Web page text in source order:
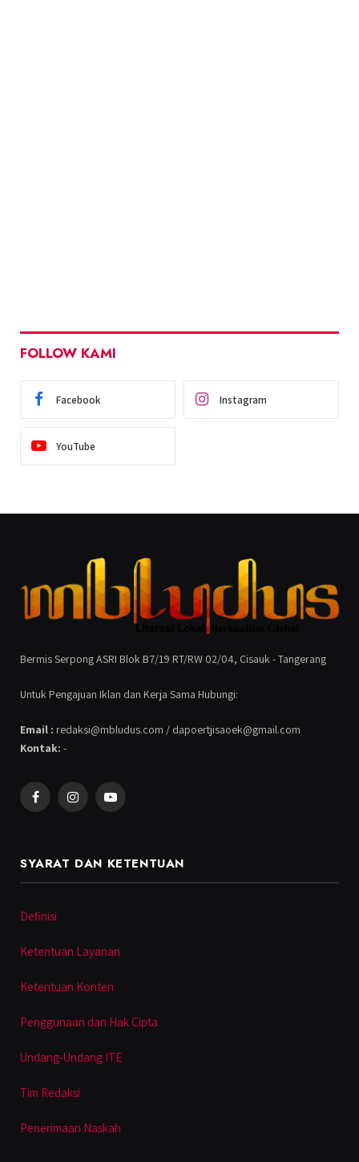
FOLLOW KAMI
Facebook Instagram
YouTube
Bermis Serpong ASRI Blok B7/19 RT/RW 02/04, Cisauk - Tangerang
Untuk Pengajuan Iklan dan Kerja Sama Hubungi:
Email : redaksi@mbludus.com / dapoertjisaoek@gmail.com
Kontak: -
FacebookInstagramYouTube
SYARAT DAN KETENTUAN
Definisi
Ketentuan Layanan
Ketentuan Konten
Penggunaan dan Hak Cipta
Undang-Undang ITE
Tim Redaksi
Penerimaan Naskah